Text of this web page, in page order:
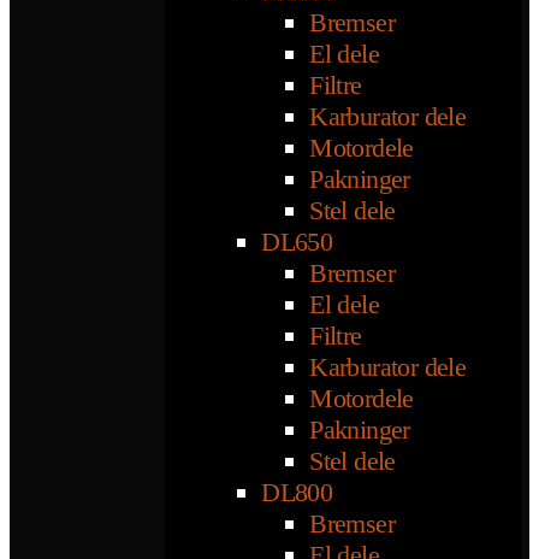
Bremser
El dele
Filtre
Karburator dele
Motordele
Pakninger
Stel dele
DL650
Bremser
El dele
Filtre
Karburator dele
Motordele
Pakninger
Stel dele
DL800
Bremser